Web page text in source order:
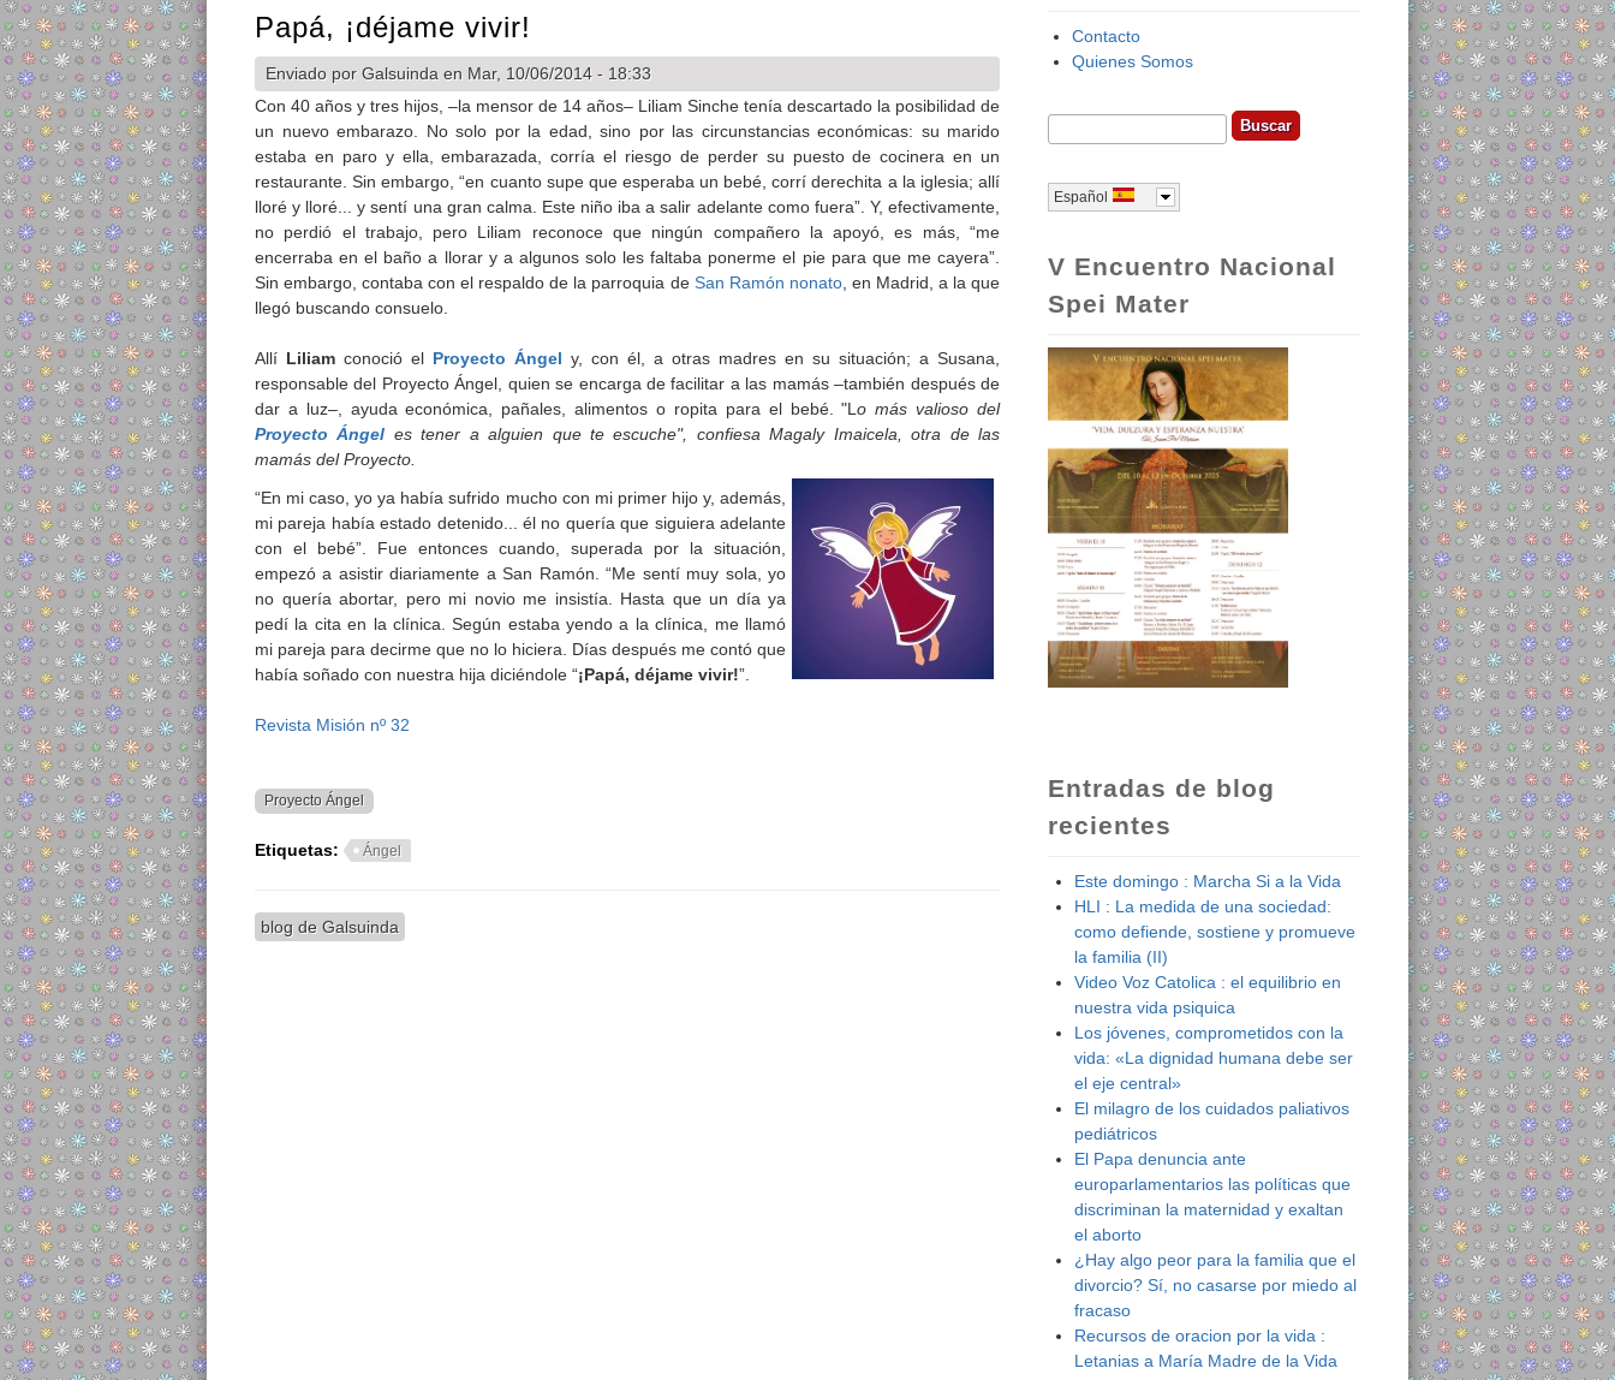
Papá, ¡déjame vivir!
Enviado por Galsuinda en Mar, 10/06/2014 - 18:33
Con 40 años y tres hijos, –la mensor de 14 años– Liliam Sinche tenía descartado la posibilidad de
un nuevo embarazo. No solo por la edad, sino por las circunstancias económicas: su marido
estaba en paro y ella, embarazada, corría el riesgo de perder su puesto de cocinera en un
restaurante. Sin embargo, “en cuanto supe que esperaba un bebé, corrí derechita a la iglesia; allí
lloré y lloré... y sentí una gran calma. Este niño iba a salir adelante como fuera”. Y, efectivamente,
no perdió el trabajo, pero Liliam reconoce que ningún compañero la apoyó, es más, “me
encerraba en el baño a llorar y a algunos solo les faltaba ponerme el pie para que me cayera”.
Sin embargo, contaba con el respaldo de la parroquia de San Ramón nonato, en Madrid, a la que
llegó buscando consuelo.
Allí Liliam conoció el Proyecto Ángel y, con él, a otras madres en su situación; a Susana,
responsable del Proyecto Ángel, quien se encarga de facilitar a las mamás –también después de
dar a luz–, ayuda económica, pañales, alimentos o ropita para el bebé. "Lo más valioso del
Proyecto Ángel es tener a alguien que te escuche", confiesa Magaly Imaicela, otra de las
mamás del Proyecto.
“En mi caso, yo ya había sufrido mucho con mi primer hijo y, además,
mi pareja había estado detenido... él no quería que siguiera adelante
con el bebé”. Fue entonces cuando, superada por la situación,
empezó a asistir diariamente a San Ramón. “Me sentí muy sola, yo
no quería abortar, pero mi novio me insistía. Hasta que un día ya
pedí la cita en la clínica. Según estaba yendo a la clínica, me llamó
mi pareja para decirme que no lo hiciera. Días después me contó que
había soñado con nuestra hija diciéndole “¡Papá, déjame vivir!”.
Revista Misión nº 32
Proyecto Ángel
Etiquetas: Ángel
blog de Galsuinda
Contacto
Quienes Somos
Formulario de búsqueda
Buscar
Español
V Encuentro Nacional
Spei Mater
Entradas de blog
recientes
Este domingo : Marcha Si a la Vida
HLI : La medida de una sociedad:
como defiende, sostiene y promueve
la familia (II)
Video Voz Catolica : el equilibrio en
nuestra vida psiquica
Los jóvenes, comprometidos con la
vida: «La dignidad humana debe ser
el eje central»
El milagro de los cuidados paliativos
pediátricos
El Papa denuncia ante
europarlamentarios las políticas que
discriminan la maternidad y exaltan
el aborto
¿Hay algo peor para la familia que el
divorcio? Sí, no casarse por miedo al
fracaso
Recursos de oracion por la vida :
Letanias a María Madre de la Vida